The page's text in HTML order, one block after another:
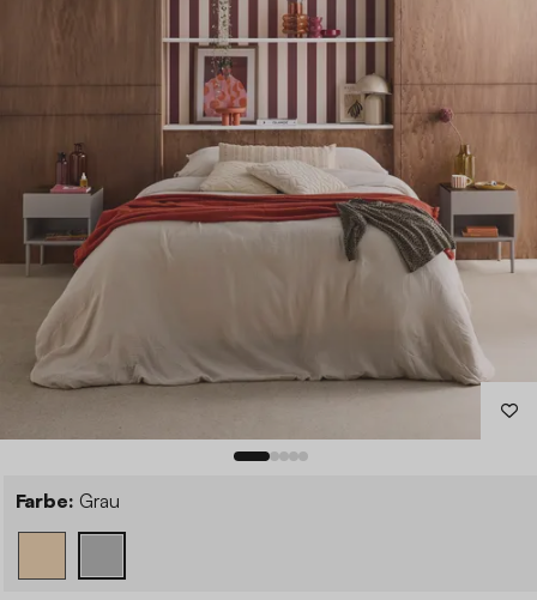
Farbe: Grau